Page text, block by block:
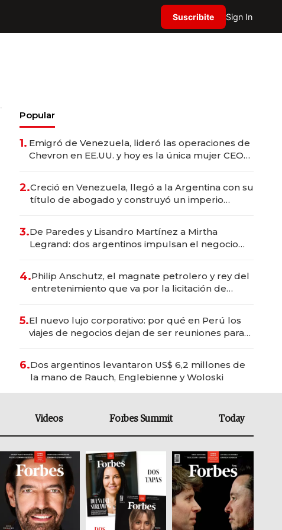
Suscribite Sign In
Popular
1. Emigró de Venezuela, lideró las operaciones de
Chevron en EE.UU. y hoy es la única mujer CEO
2.Creció en Venezuela, llegó a la Argentina con su
título de abogado y construyó un imperio
3.De Paredes y Lisandro Martínez a Mirtha
Legrand: dos argentinos impulsan el negocio
4.Philip Anschutz, el magnate petrolero y rey del
entretenimiento que va por la licitación de
5.El nuevo lujo corporativo: por qué en Perú los
viajes de negocios dejan de ser reuniones para
6.Dos argentinos levantaron US$ 6,2 millones de
la mano de Rauch, Englebienne y Woloski
Videos Forbes Summit Today